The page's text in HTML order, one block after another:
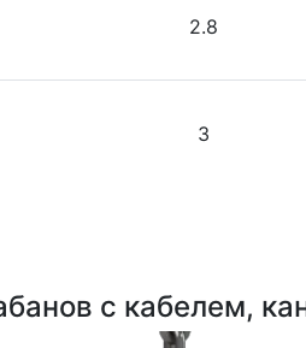
2.8
3
с кабелем,